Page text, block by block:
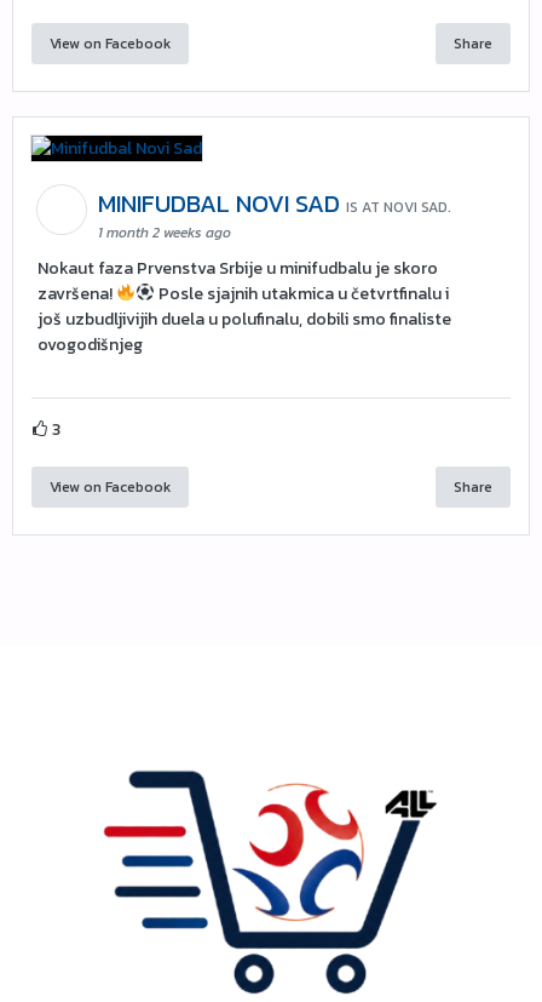
View on Facebook Share
MINIFUDBAL NOVI SAD IS AT NOVI SAD.
1 month 2 weeks ago
Nokaut faza Prvenstva Srbije u minifudbalu je skoro
završena!
Posle sjajnih utakmica u četvrtfinalu i
još uzbudljivijih duela u polufinalu, dobili smo finaliste
ovogodišnjeg
3
View on Facebook Share